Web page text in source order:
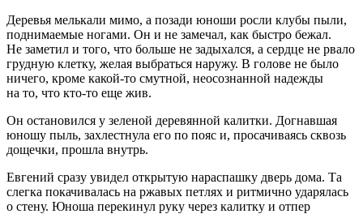
Деревья мелькали мимо, а позади юноши росли клубы пыли,
поднимаемые ногами. Он и не замечал, как быстро бежал.
Не заметил и того, что больше не задыхался, а сердце не рвало
грудную клетку, желая выбраться наружу. В голове не было
ничего, кроме какой-то смутной, неосознанной надежды
на то, что кто-то еще жив.
Он остановился у зеленой деревянной калитки. Догнавшая
юношу пыль, захлестнула его по пояс и, просачиваясь сквозь
дощечки, прошла внутрь.
Евгений сразу увидел открытую нараспашку дверь дома. Та
слегка покачивалась на ржавых петлях и ритмично ударялась
о стену. Юноша перекинул руку через калитку и отпер